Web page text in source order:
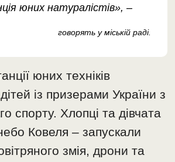
юних натуралістів», –
говорять у міській раді.
юних техніків
із призерами України з
спорту. Хлопці та дівчата
Ковеля – запускали
змія, дрони та